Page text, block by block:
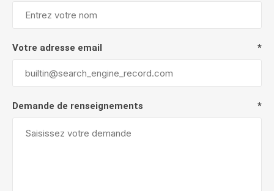
Votre adresse email *
Demande de renseignements *